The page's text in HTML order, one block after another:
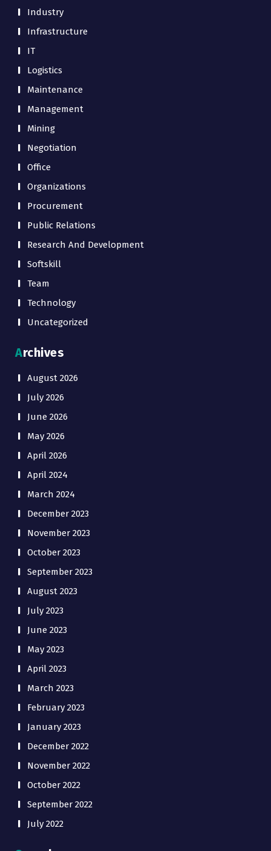
Industry
Infrastructure
IT
Logistics
Maintenance
Management
Mining
Negotiation
Office
Organizations
Procurement
Public Relations
Research And Development
Softskill
Team
Technology
Uncategorized
Archives
August 2026
July 2026
June 2026
May 2026
April 2026
April 2024
March 2024
December 2023
November 2023
October 2023
September 2023
August 2023
July 2023
June 2023
May 2023
April 2023
March 2023
February 2023
January 2023
December 2022
November 2022
October 2022
September 2022
July 2022